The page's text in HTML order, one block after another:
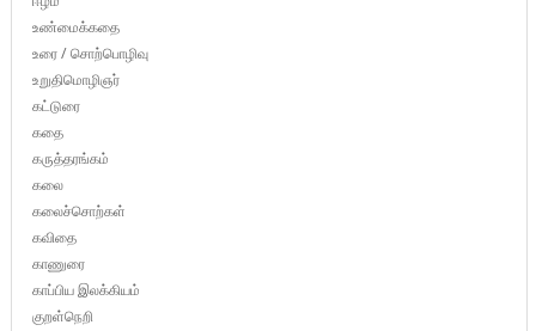
உண்மைக்கதை
உரை / சொற்பொழிவு
உறுதிமொழிஞர்
கட்டுரை
கதை
கருத்தரங்கம்
கலை
கலைச்சொற்கள்
கவிதை
காணுரை
காப்பிய இலக்கியம்
குறள்நெறி